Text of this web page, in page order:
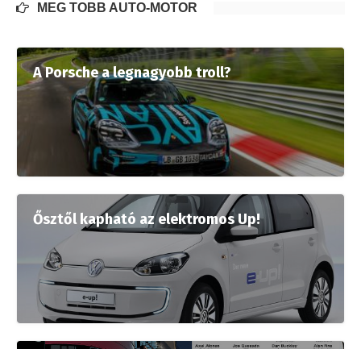
MÉG TÖBB AUTÓ-MOTOR
A Porsche a legnagyobb troll?
Ősztől kapható az elektromos Up!